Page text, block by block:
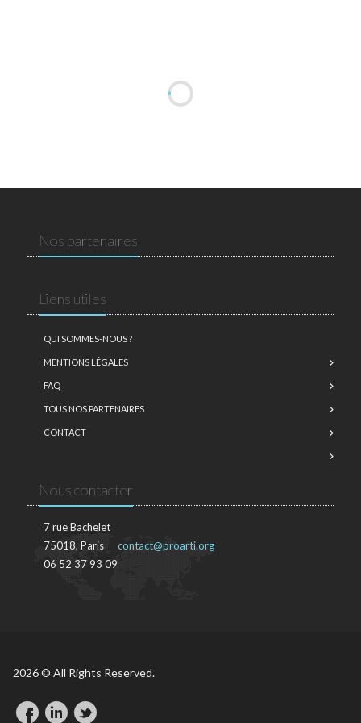
Nos partenaires
Liens utiles
QUI SOMMES-NOUS ?
MENTIONS LÉGALES
FAQ
TOUS NOS PARTENAIRES
CONTACT
Nous contacter
7 rue Bachelet
75018, Paris
06 52 37 93 09
contact@proarti.org
2026 © All Rights Reserved.